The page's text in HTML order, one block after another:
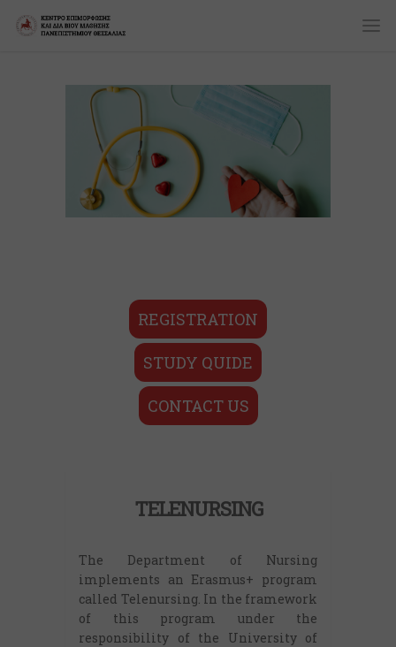
REGISTRATION
STUDY QUIDE
CONTACT US
TELENURSING
The Department of Nursing
implements an Erasmus+ program
called Telenursing. In the framework
of this program under the
responsibility of the University of